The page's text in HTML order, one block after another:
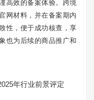
高效的备案体验。跨境
网材料，并在备案期内
性，便于成功核查，享
也为后续的商品推广和
年行业前景评定